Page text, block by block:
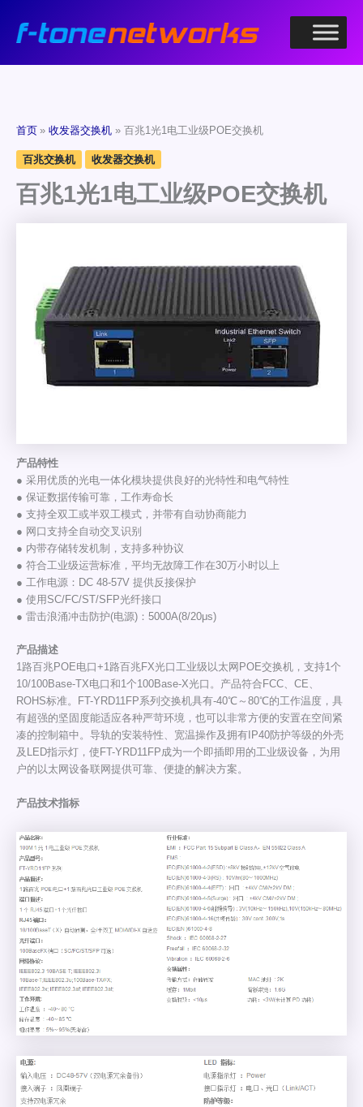
首页 收发器交换机 百兆1光1电工业级POE交换机
百兆交换机 收发器交换机
百兆1光1电工业级POE交换机
产品特性
● 采用优质的光电一体化模块提供良好的光特性和电气特性
● 保证数据传输可靠，工作寿命长
● 支持全双工或半双工模式，并带有自动协商能力
● 网口支持全自动交叉识别
● 内带存储转发机制，支持多种协议
● 符合工业级运营标准，平均无故障工作在30万小时以上
● 工作电源：DC 48-57V 提供反接保护
● 使用SC/FC/ST/SFP光纤接口
● 雷击浪涌冲击防护(电源)：5000A(8/20μs)
产品描述
1路百兆POE电口+1路百兆FX光口工业级以太网POE交换机，支持1个
10/100Base-TX电口和1个100Base-X光口。产品符合FCC、CE、
ROHS标准。FT-YRD11FP系列交换机具有-40℃～80℃的工作温度，具
有超强的坚固度能适应各种严苛环境，也可以非常方便的安置在空间紧
凑的控制箱中。导轨的安装特性、宽温操作及拥有IP40防护等级的外壳
及LED指示灯，使FT-YRD11FP成为一个即插即用的工业级设备，为用
户的以太网设备联网提供可靠、便捷的解决方案。
产品技术指标